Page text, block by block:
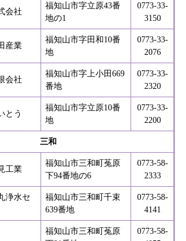
会社
福知山市字立原43番
地の1
0773-33-
3150
産業
福知山市字田和10番
地
0773-33-
2076
会社
福知山市字上小田669
番地
0773-33-
2320
とう
福知山市字立原10番
地
0773-33-
2200
三和
工業
福知山市三和町菟原
下94番地の6
0773-58-
2333
浄水セ
福知山市三和町千束
639番地
0773-58-
4141
福知山市三和町菟原
0773-58-